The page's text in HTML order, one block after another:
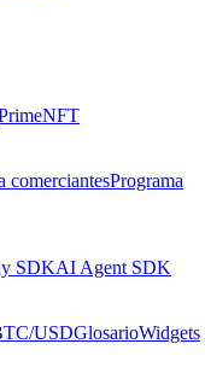
NFT
comerciantesPrograma
SDKAI Agent SDK
USDGlosarioWidgets